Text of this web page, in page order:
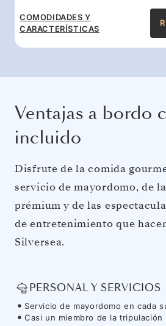
COMODIDADES Y
CARACTERÍSTICAS
Ventajas a bordo
incluido
Disfrute de la comida
servicio de mayordomo, de
prémium y de las
de entretenimiento que
Silversea.
PERSONAL Y SERVICIOS
Servicio de mayordomo en cada
Casi un miembro de la tripulación